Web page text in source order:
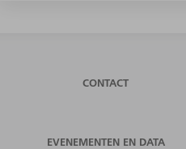
CONTACT
EVENEMENTEN EN DATA